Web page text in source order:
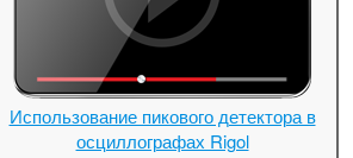
Использование пикового детектора в
осциллографах Rigol